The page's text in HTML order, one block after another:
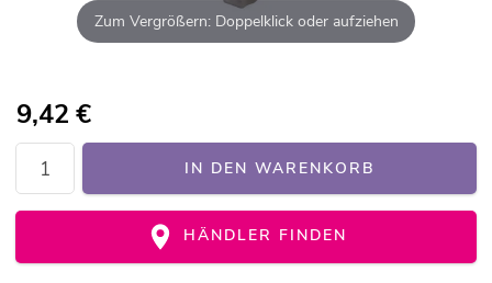
Zum Vergrößern: Doppelklick oder aufziehen
9,42 €
IN DEN WARENKORB
HÄNDLER FINDEN